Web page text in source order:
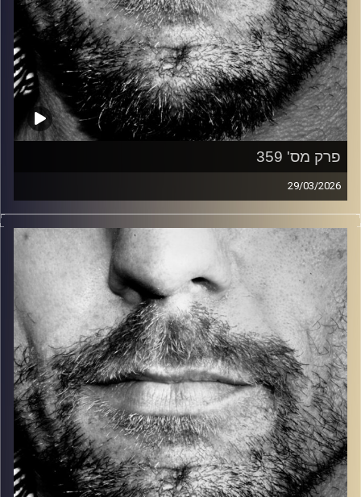
פרק מס' 359
29/03/2026
זיפים, מוזיקה מחוספסת של הופעות חיות. הרבה ג'אם, רוק,
בלוז, bluegrass, ג'אז, Fאנק, פרוגרסיב ואפילו אלקטרוניקה.
כל מה שחי, אמיתי ונושם.
עם שמוליק רגב.
קרדיט תמונות: David Goehring